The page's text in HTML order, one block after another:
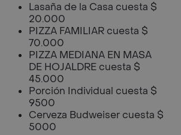
Lasaña de la Casa cuesta $
20.000
PIZZA FAMILIAR cuesta $
70.000
PIZZA MEDIANA EN MASA
DE HOJALDRE cuesta $
45.000
Porción Individual cuesta $
9500
Cerveza Budweiser cuesta $
5000